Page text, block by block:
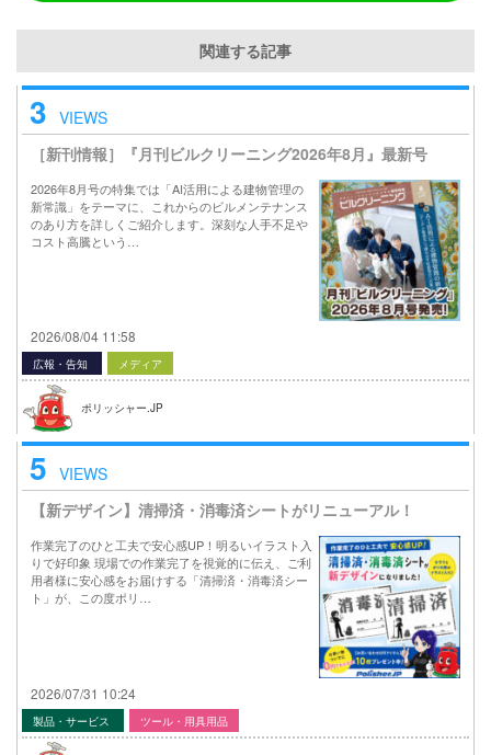
関連する記事
3 VIEWS
［新刊情報］『月刊ビルクリーニング2026年8月』最新号
2026年8月号の特集では「AI活用による建物管理の
新常識」をテーマに、これからのビルメンテナンス
のあり方を詳しくご紹介します。深刻な人手不足や
コスト高騰という…
2026/08/04 11:58
広報・告知 メディア
ポリッシャー.JP
5 VIEWS
【新デザイン】清掃済・消毒済シートがリニューアル！
作業完了のひと工夫で安心感UP！明るいイラスト入
りで好印象 現場での作業完了を視覚的に伝え、ご利
用者様に安心感をお届けする「清掃済・消毒済シー
ト」が、この度ポリ…
2026/07/31 10:24
製品・サービス ツール・用具用品